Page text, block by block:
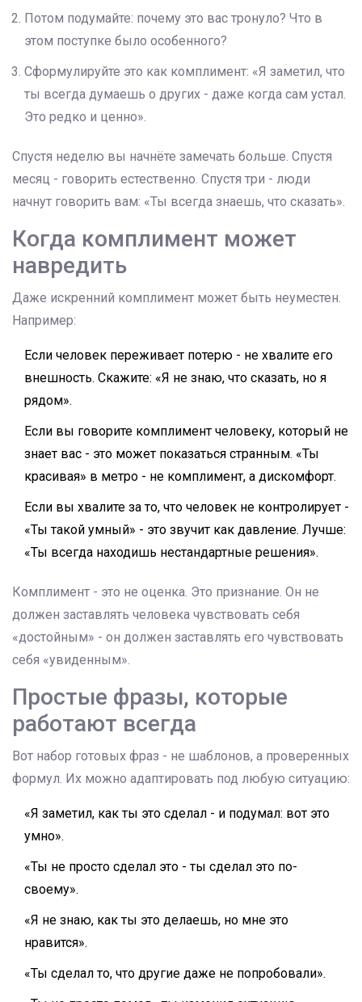
Потом подумайте: почему это вас тронуло? Что в
этом поступке было особенного?
Сформулируйте это как комплимент: «Я заметил, что
ты всегда думаешь о других - даже когда сам устал.
Это редко и ценно».
Спустя неделю вы начнёте замечать больше. Спустя
месяц - говорить естественно. Спустя три - люди
начнут говорить вам: «Ты всегда знаешь, что сказать».
Когда комплимент может
навредить
Даже искренний комплимент может быть неуместен.
Например:
Если человек переживает потерю - не хвалите его
внешность. Скажите: «Я не знаю, что сказать, но я
рядом».
Если вы говорите комплимент человеку, который не
знает вас - это может показаться странным. «Ты
красивая» в метро - не комплимент, а дискомфорт.
Если вы хвалите за то, что человек не контролирует -
«Ты такой умный» - это звучит как давление. Лучше:
«Ты всегда находишь нестандартные решения».
Комплимент - это не оценка. Это признание. Он не
должен заставлять человека чувствовать себя
«достойным» - он должен заставлять его чувствовать
себя «увиденным».
Простые фразы, которые
работают всегда
Вот набор готовых фраз - не шаблонов, а проверенных
формул. Их можно адаптировать под любую ситуацию:
«Я заметил, как ты это сделал - и подумал: вот это
умно».
«Ты не просто сделал это - ты сделал это по-
своему».
«Я не знаю, как ты это делаешь, но мне это
нравится».
«Ты сделал то, что другие даже не попробовали».